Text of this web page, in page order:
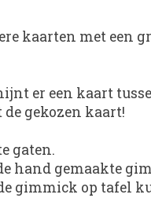
kaarten met
er een kaart
gekozen kaart!
gaten.
hand gemaakte
gimmick op tafel